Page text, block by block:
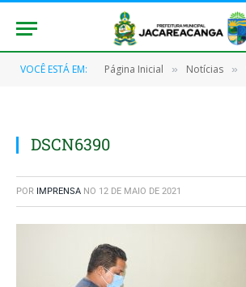
VOCÊ ESTÁ EM: Página Inicial » Notícias »
DSCN6390
POR IMPRENSA NO 12 DE MAIO DE 2021